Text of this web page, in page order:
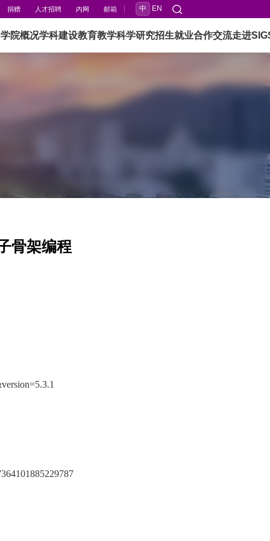
捐赠 人才招聘 内网 邮箱 中 EN
学院概况学科建设教育教学科学研究招生就业合作交流走进
骨架编程